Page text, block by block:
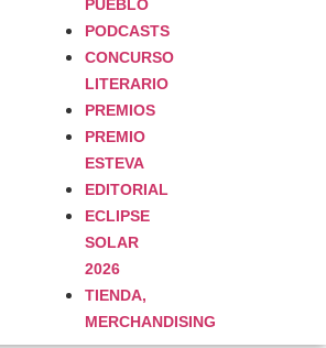
PUEBLO
PODCASTS
CONCURSO
LITERARIO
PREMIOS
PREMIO
ESTEVA
EDITORIAL
ECLIPSE
SOLAR
2026
TIENDA,
MERCHANDISING